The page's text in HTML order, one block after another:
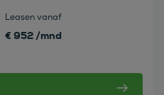
Leasen vanaf
€ 952 /mnd